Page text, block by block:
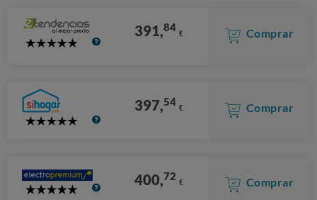
5
391,84 € Comprar
5
397,54 € Comprar
5
400,72 € Comprar